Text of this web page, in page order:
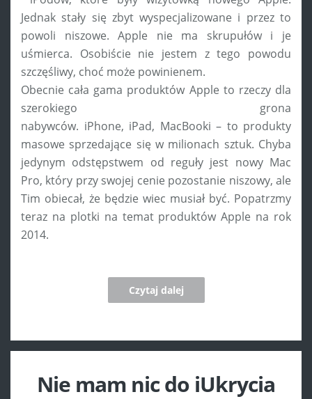
Jednak stały się zbyt wyspecjalizowane i przez to
powoli niszowe. Apple nie ma skrupułów i je
uśmierca. Osobiście nie jestem z tego powodu
szczęśliwy, choć może powinienem.
Obecnie cała gama produktów Apple to rzeczy dla
szerokiego grona
nabywców. iPhone, iPad, MacBooki – to produkty
masowe sprzedające się w milionach sztuk. Chyba
jedynym odstępstwem od reguły jest nowy Mac
Pro, który przy swojej cenie pozostanie niszowy, ale
Tim obiecał, że będzie wiec musiał być. Popatrzmy
teraz na plotki na temat produktów Apple na rok
2014.
Czytaj dalej
Nie mam nic do iUkrycia